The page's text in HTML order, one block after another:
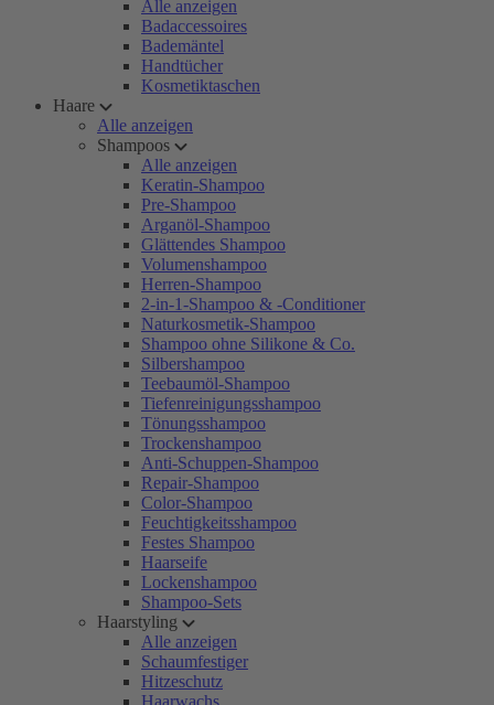
Alle anzeigen
Badaccessoires
Bademäntel
Handtücher
Kosmetiktaschen
Haare
Alle anzeigen
Shampoos
Alle anzeigen
Keratin-Shampoo
Pre-Shampoo
Arganöl-Shampoo
Glättendes Shampoo
Volumenshampoo
Herren-Shampoo
2-in-1-Shampoo & -Conditioner
Naturkosmetik-Shampoo
Shampoo ohne Silikone & Co.
Silbershampoo
Teebaumöl-Shampoo
Tiefenreinigungsshampoo
Tönungsshampoo
Trockenshampoo
Anti-Schuppen-Shampoo
Repair-Shampoo
Color-Shampoo
Feuchtigkeitsshampoo
Festes Shampoo
Haarseife
Lockenshampoo
Shampoo-Sets
Haarstyling
Alle anzeigen
Schaumfestiger
Hitzeschutz
Haarwachs